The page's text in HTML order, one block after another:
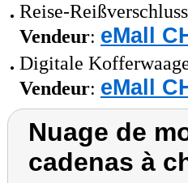
Reise-
Vendeur: eMall
Digitale
Vendeur: eMall
Nuage de
cadenas à